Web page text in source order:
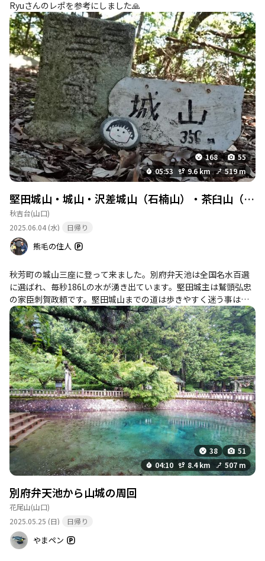
Ryuさんのレポを参考にしました🙏
168
55
05:53
9.6 km 519 m
堅田城山・城山・沢差城山（石楠山）・茶臼山（秋芳町の城山巡り）
秋吉台(山口)
2025.06.04 (水)
日帰り
熊毛の住人
秋芳町の城山三座に登って来ました。別府弁天池は全国名水百選
に選ばれ、毎秒186Lの水が湧き出ています。堅田城主は鷲頭弘忠
の家臣刺賀政頼です。堅田城山までの道は歩きやすく迷う事はあ
りませんでした。堀切や曲輪が残っていて、脇城も確認出来まし
た。峠から尾根出合までも道は思ったより快適に歩けました。尾
根出合から城山までは倒木があり、左に巻ながら登りました。城
山の山頂は尖った頂きで、城山の遺構は見当たりませんが、ちび
まる子姫が迎えてくれました。城山から石楠山（堅田城山）まで
は支尾根の分岐が多く読図が必要です。石楠山は大内持世の家臣
鷲頭弘忠の築城したものと言われています。大きな山城で曲輪や
堀切がありました。二つの山城とも大内教弘により落城して鷲頭
氏は滅亡しています。茶臼山は堅田城の出城として築かれたと言
われていますが、鹿避けネットがあり簡単には登れませんでし
た。本日一番の難攻不落の山城でした。（笑） http://kumageno
jyuunin.sakura.ne.jp/shuuhoutilyounoyamajiro3.html 参考に資
料 城郭放浪記 https://www.hb.pei.jp/shiro/
38
51
04:10
8.4 km 507 m
別府弁天池から山城の周回
花尾山(山口)
2025.05.25 (日)
日帰り
やまペン